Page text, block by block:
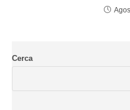
Cerca